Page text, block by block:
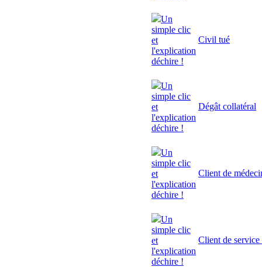
Un
simple clic
et
l'explication
déchire !
Civil tué
Un
simple clic
et
l'explication
déchire !
Dégât collatéral
Un
simple clic
et
l'explication
déchire !
Client de
Un
simple clic
et
l'explication
déchire !
Client de